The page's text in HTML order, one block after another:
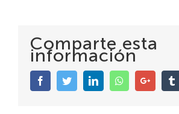
Comparte esta
información
FacebookTwitterLinkedInWhatsappGoogle+